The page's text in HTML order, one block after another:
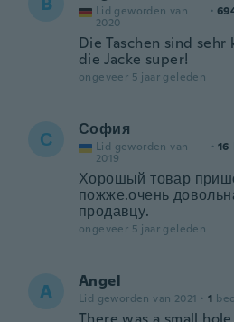
Lid geworden van
2020
·
Die Taschen sind
die Jacke super!
ongeveer 5 jaar geleden
С София
Lid geworden van
2019
· 16
Хорошый товар
пожже.очень
продавцу.
ongeveer 5 jaar geleden
A Angel
Lid geworden van 2021 · 1